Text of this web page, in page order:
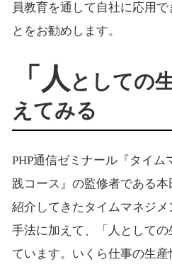
員教育を通して自社に応用
とをお勧めします。
「人 としての
えてみる
PHP通信ゼミナール『タイ
践コース』の監修者である
紹介してきたタイムマネジ
手法に加えて、「人として
ています。いくら仕事の生